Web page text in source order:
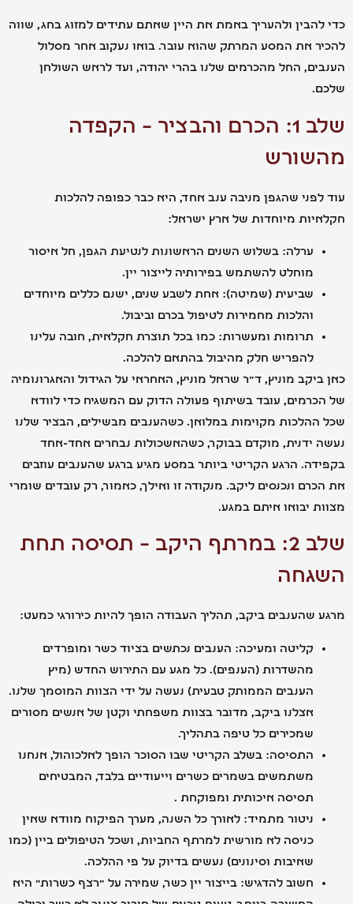
ולהעריך באמת את היין שאתם עתידים למזוג בחג, שווה
את המסע המרתק שהוא עובר. בואו נעקוב אחר מסלול
החל מהכרמים שלנו בהרי יהודה, ועד לראש השולחן
שלב 1: הכרם והבציר – הקפדה
שהגפן מניבה ענב אחד, היא כבר כפופה להלכות
מיוחדות של ארץ ישראל:
ערלה: בשלוש השנים הראשונות לנטיעת הגפן, חל איסור
מוחלט להשתמש בפירותיה לייצור יין.
שביעית (שמיטה): אחת לשבע שנים, ישנם כללים מיוחדים
והלכות מחמירות לטיפול בכרם וביבול.
תרומות ומעשרות: כמו בכל תוצרת חקלאית, חובה עלינו
להפריש חלק מהיבול בהתאם להלכה.
מוניץ, ד"ר שראל מוניץ, האחראי על הגידול והאגרונומיה
עובד בשיתוף פעולה הדוק עם המשגיח כדי לוודא
מקוימות במלואן. כשהענבים מבשילים, הבציר שלנו
ידנית, מוקדם בבוקר, כשהאשכולות נבחרים אחד-אחד
הרגע הקריטי ביותר במסע מגיע ברגע שהענבים עוזבים
ונכנסים ליקב. מנקודה זו ואילך, כאמור, רק עובדים שומרי
יבואו איתם במגע.
שלב 2: במרתף היקב – תסיסה תחת
שהענבים ביקב, תהליך העבודה הופך להיות כירורגי כמעט:
קליטה ומעיכה: הענבים נכתשים בציוד כשר ומופרדים
מהשדרות (הענפים). כל מגע עם התירוש החדש (מיץ
הענבים הממותק טבעית) נעשה על ידי הצוות המוסמך שלנו.
אצלנו ביקב, מדובר בצוות משפחתי וקטן של אנשים מסורים
שמכירים כל טיפה בתהליך.
התסיסה: בשלב הקריטי שבו הסוכר הופך לאלכוהול, אנחנו
משתמשים בשמרים כשרים וייעודיים בלבד, המבטיחים
תסיסה איכותית ומפוקחת .
ניטור מתמיד: לאורך כל השנה, מערך הפיקוח מוודא שאין
כניסה לא מורשית למרתף החביות, ושכל הטיפולים ביין (כמו
שאיבות וסינונים) נעשים בדיוק על פי ההלכה.
חשוב להדגיש: בייצור יין כשר, שמירה על "רצף כשרות" היא